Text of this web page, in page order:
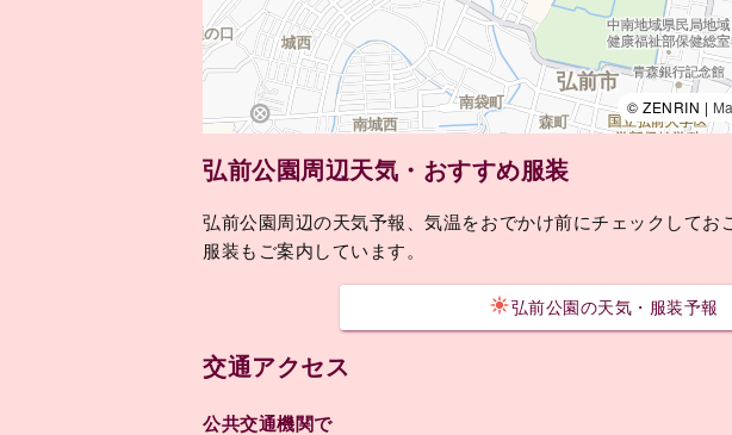
© ZENRIN |
弘前公園周辺天気・おすすめ服装
弘前公園周辺の天気予報、気温をおでかけ前にチェックしてお
服装もご案内しています。
弘前公園の天気・服装予報
交通アクセス
公共交通機関で